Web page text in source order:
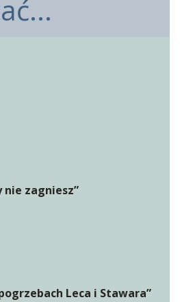
nie zagniesz”
Leca i Stawara”